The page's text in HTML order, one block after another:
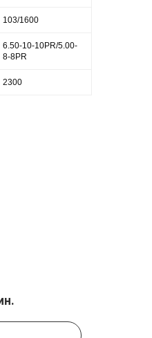
103/1600
6.50-10-10PR/5.00-
8-8PR
2300